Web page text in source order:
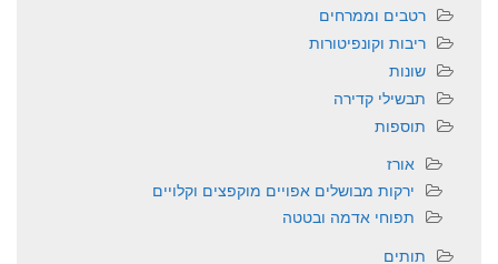
רטבים וממרחים
ריבות וקונפיטורות
שונות
תבשילי קדירה
תוספות
אורז
ירקות מבושלים אפויים מוקפצים וקלויים
תפוחי אדמה ובטטה
תותים